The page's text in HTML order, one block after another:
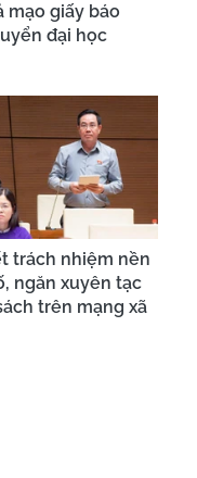
mạo giấy báo
đại học
trách nhiệm nền
ngăn xuyên tạc
trên mạng xã